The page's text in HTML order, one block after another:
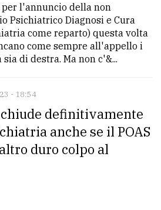
l'annuncio della non
Psichiatrico Diagnosi e Cura
come reparto) questa volta
come sempre all'appello i
di destra. Ma non c'&...
- 18:54
definitivamente
anche se il POAS
duro colpo al